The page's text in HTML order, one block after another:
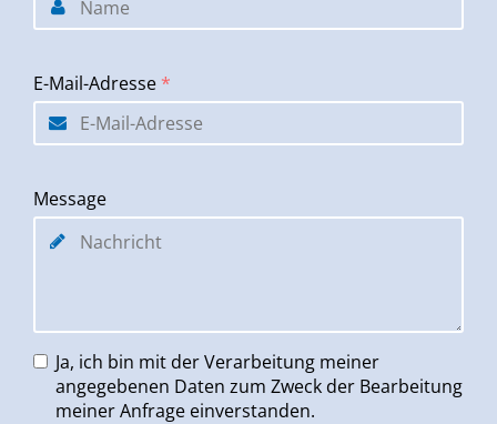
E-Mail-Adresse *
Message
Ja, ich bin mit der Verarbeitung meiner
angegebenen Daten zum Zweck der Bearbeitung
meiner Anfrage einverstanden.